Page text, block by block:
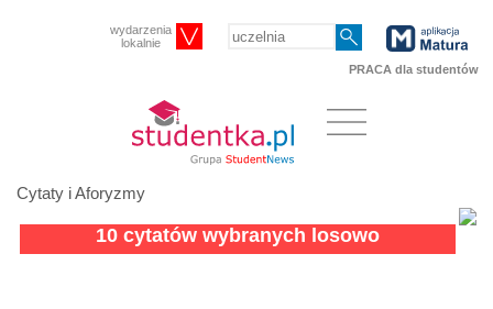
wydarzenia
lokalnie
PRACA dla studentów
Cytaty i Aforyzmy
10 cytatów wybranych losowo